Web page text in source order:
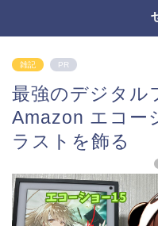
雑記 PR
最強のデジタ
Amazon エコー
ラストを飾る